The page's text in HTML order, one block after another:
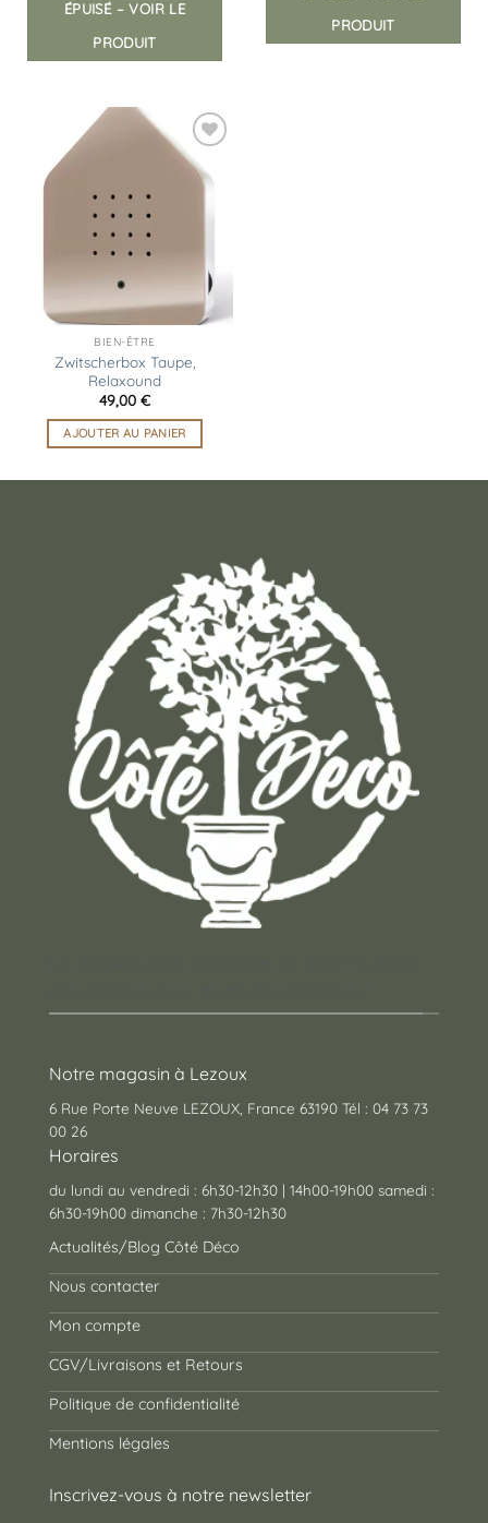
ÉPUISÉ – VOIR LE
PRODUIT
PRODUIT
Ajouter
à la
BIEN-ÊTRE
Zwitscherbox Taupe,
Relaxound
49,00 €
AJOUTER AU PANIER
Notre magasin à Lezoux
6 Rue Porte Neuve LEZOUX, France 63190 Tél : 04 73 73
00 26
Horaires
du lundi au vendredi : 6h30-12h30 | 14h00-19h00 samedi :
6h30-19h00 dimanche : 7h30-12h30
Actualités/Blog Côté Déco
Nous contacter
Mon compte
CGV/Livraisons et Retours
Politique de confidentialité
Mentions légales
Inscrivez-vous à notre newsletter